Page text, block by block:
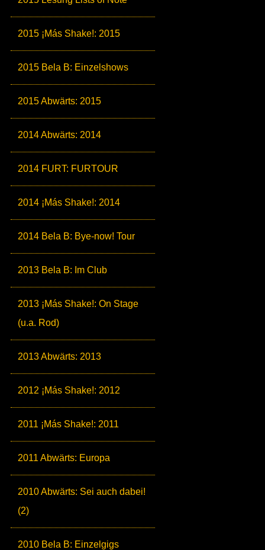
2015 ¡Más Shake!: 2015
2015 Bela B: Einzelshows
2015 Abwärts: 2015
2014 Abwärts: 2014
2014 FURT: FURTOUR
2014 ¡Más Shake!: 2014
2014 Bela B: Bye-now! Tour
2013 Bela B: Im Club
2013 ¡Más Shake!: On Stage
(u.a. Rod)
2013 Abwärts: 2013
2012 ¡Más Shake!: 2012
2011 ¡Más Shake!: 2011
2011 Abwärts: Europa
2010 Abwärts: Sei auch dabei!
(2)
2010 Bela B: Einzelgigs